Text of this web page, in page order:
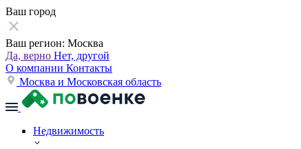
Ваш город
Ваш регион: Москва
Да, верно Нет, другой
О компании Контакты
Москва и Московская область
Недвижимость